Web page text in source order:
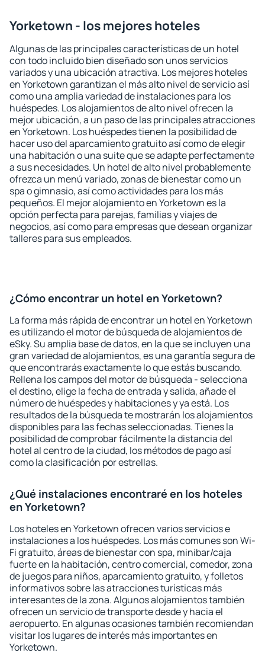
Yorketown - los mejores hoteles
Algunas de las principales características de un hotel
con todo incluido bien diseñado son unos servicios
variados y una ubicación atractiva. Los mejores hoteles
en Yorketown garantizan el más alto nivel de servicio así
como una amplia variedad de instalaciones para los
huéspedes. Los alojamientos de alto nivel ofrecen la
mejor ubicación, a un paso de las principales atracciones
en Yorketown. Los huéspedes tienen la posibilidad de
hacer uso del aparcamiento gratuito así como de elegir
una habitación o una suite que se adapte perfectamente
a sus necesidades. Un hotel de alto nivel probablemente
ofrezca un menú variado, zonas de bienestar como un
spa o gimnasio, así como actividades para los más
pequeños. El mejor alojamiento en Yorketown es la
opción perfecta para parejas, familias y viajes de
negocios, así como para empresas que desean organizar
talleres para sus empleados.
¿Cómo encontrar un hotel en Yorketown?
La forma más rápida de encontrar un hotel en Yorketown
es utilizando el motor de búsqueda de alojamientos de
eSky. Su amplia base de datos, en la que se incluyen una
gran variedad de alojamientos, es una garantía segura de
que encontrarás exactamente lo que estás buscando.
Rellena los campos del motor de búsqueda - selecciona
el destino, elige la fecha de entrada y salida, añade el
número de huéspedes y habitaciones y ya está. Los
resultados de la búsqueda te mostrarán los alojamientos
disponibles para las fechas seleccionadas. Tienes la
posibilidad de comprobar fácilmente la distancia del
hotel al centro de la ciudad, los métodos de pago así
como la clasificación por estrellas.
¿Qué instalaciones encontraré en los hoteles
en Yorketown?
Los hoteles en Yorketown ofrecen varios servicios e
instalaciones a los huéspedes. Los más comunes son Wi-
Fi gratuito, áreas de bienestar con spa, minibar/caja
fuerte en la habitación, centro comercial, comedor, zona
de juegos para niños, aparcamiento gratuito, y folletos
informativos sobre las atracciones turísticas más
interesantes de la zona. Algunos alojamientos también
ofrecen un servicio de transporte desde y hacia el
aeropuerto. En algunas ocasiones también recomiendan
visitar los lugares de interés más importantes en
Yorketown.